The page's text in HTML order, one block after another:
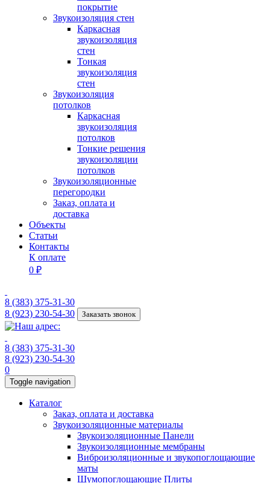
покрытие
Звукоизоляция стен
Каркасная
звукоизоляция
стен
Тонкая
звукоизоляция
стен
Звукоизоляция
потолков
Каркасная
звукоизоляция
потолков
Тонкие решения
звукоизоляции
потолков
Звукоизоляционные
перегородки
Заказ, оплата и
доставка
Объекты
Статьи
Контакты
К оплате
0 ₽
8 (383) 375-31-30
8 (923) 230-54-30
Заказать звонок
8 (383) 375-31-30
8 (923) 230-54-30
0
Toggle navigation
Каталог
Заказ, оплата и доставка
Звукоизоляционные материалы
Звукоизоляционные Панели
Звукоизоляционные мембраны
Виброизоляционные и звукопоглощающие
маты
Шумопоглощающие Плиты